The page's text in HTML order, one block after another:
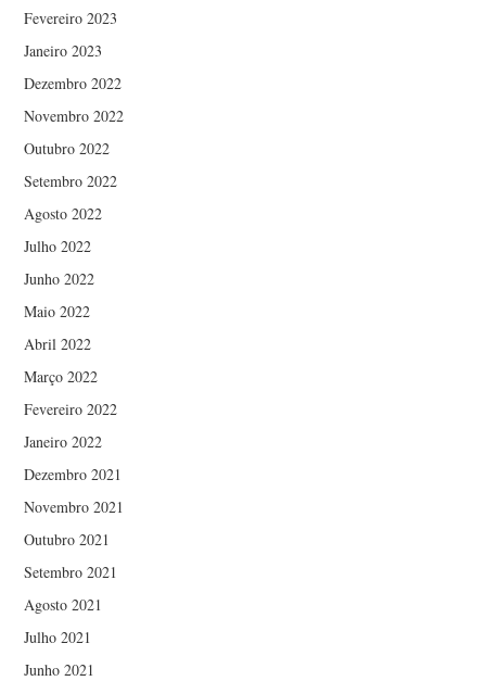
Fevereiro 2023
Janeiro 2023
Dezembro 2022
Novembro 2022
Outubro 2022
Setembro 2022
Agosto 2022
Julho 2022
Junho 2022
Maio 2022
Abril 2022
Março 2022
Fevereiro 2022
Janeiro 2022
Dezembro 2021
Novembro 2021
Outubro 2021
Setembro 2021
Agosto 2021
Julho 2021
Junho 2021